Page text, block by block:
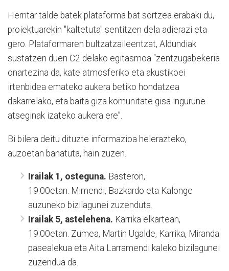
Herritar talde batek plataforma bat sortzea erabaki du,
proiektuarekin "kaltetuta" sentitzen dela adierazi eta
gero. Plataformaren bultzatzaileentzat, Aldundiak
sustatzen duen C2 delako egitasmoa “zentzugabekeria
onartezina da, kate atmosferiko eta akustikoei
irtenbidea emateko aukera betiko hondatzea
dakarrelako, eta baita giza komunitate gisa ingurune
atseginak izateko aukera ere”.
Bi bilera deitu dituzte informazioa helerazteko,
auzoetan banatuta, hain zuzen.
Irailak 1, osteguna. Basteron,
19:00etan. Mimendi, Bazkardo eta Kalonge
auzuneko bizilagunei zuzenduta.
Irailak 5, astelehena. Karrika elkartean,
19:00etan. Zumea, Martin Ugalde, Karrika, Miranda
pasealekua eta Aita Larramendi kaleko bizilagunei
zuzendua da.